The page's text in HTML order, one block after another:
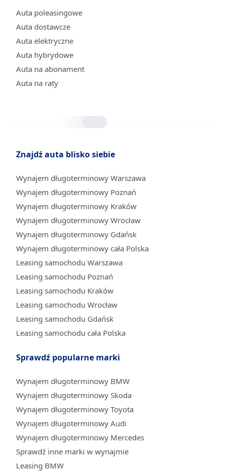
Auta poleasingowe
Auta dostawcze
Auta elektryczne
Auta hybrydowe
Auta na abonament
Auta na raty
Znajdź auta blisko siebie
Wynajem długoterminowy Warszawa
Wynajem długoterminowy Poznań
Wynajem długoterminowy Kraków
Wynajem długoterminowy Wrocław
Wynajem długoterminowy Gdańsk
Wynajem długoterminowy cała Polska
Leasing samochodu Warszawa
Leasing samochodu Poznań
Leasing samochodu Kraków
Leasing samochodu Wrocław
Leasing samochodu Gdańsk
Leasing samochodu cała Polska
Sprawdź popularne marki
Wynajem długoterminowy BMW
Wynajem długoterminowy Skoda
Wynajem długoterminowy Toyota
Wynajem długoterminowy Audi
Wynajem długoterminowy Mercedes
Sprawdź inne marki w wynajmie
Leasing BMW